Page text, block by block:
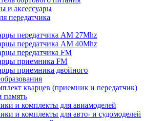
и аксессуары
передатчика
передатчика AM 27Mhz
передатчика AM 40Mhz
передатчика FM
приемника FM
приемника двойного
кварцев (приемник и передатчик)
память
и комплекты для авиамоделей
и комплекты для авто- и судомоделей